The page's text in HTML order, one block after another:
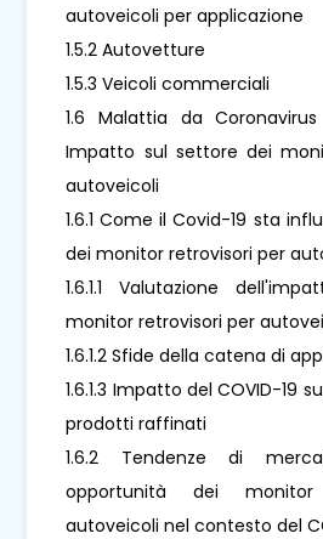
autoveicoli per applicazione
1.5.2 Autovetture
1.5.3 Veicoli commerciali
1.6 Malattia da
Impatto sul settore dei
autoveicoli
1.6.1 Come il Covid-19 sta
dei monitor retrovisori per
1.6.1.1 Valutazione
monitor retrovisori per
1.6.1.2 Sfide della catena di
1.6.1.3 Impatto del COVID-19
prodotti raffinati
1.6.2 Tendenze di
opportunità dei
autoveicoli nel contesto del